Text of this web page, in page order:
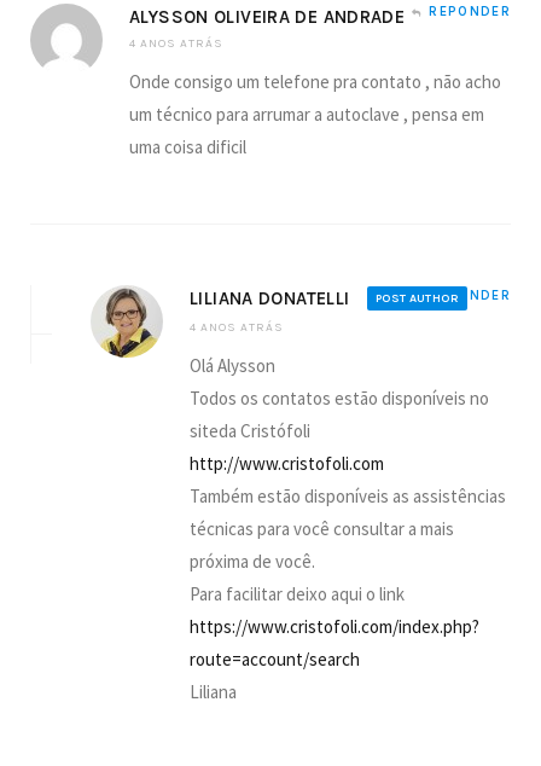
ALYSSON OLIVEIRA DE ANDRADE
4 ANOS ATRÁS
REPONDER
Onde consigo um telefone pra contato , não acho
um técnico para arrumar a autoclave , pensa em
uma coisa dificil
LILIANA DONATELLI
POST AUTHOR
4 ANOS ATRÁS
REPONDER
Olá Alysson
Todos os contatos estão disponíveis no
siteda Cristófoli
http://www.cristofoli.com
Também estão disponíveis as assistências
técnicas para você consultar a mais
próxima de você.
Para facilitar deixo aqui o link
https://www.cristofoli.com/index.php?
route=account/search
Liliana